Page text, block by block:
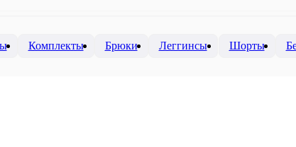
Комплекты Брюки Леггинсы Шорты